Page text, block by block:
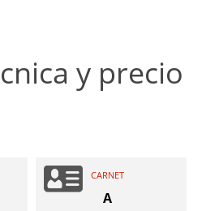
y precio
CARNET
A